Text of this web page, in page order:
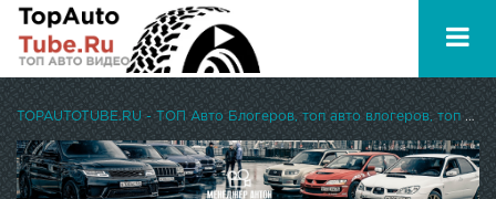
TOPAUTOTUBE.RU - ТОП Авто Блогеров, топ авто влогеров, топ авто ютуберов